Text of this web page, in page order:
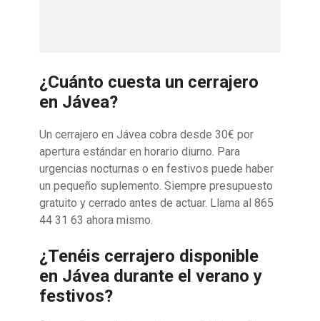
¿Cuánto cuesta un cerrajero
en Jávea?
Un cerrajero en Jávea cobra desde 30€ por
apertura estándar en horario diurno. Para
urgencias nocturnas o en festivos puede haber
un pequeño suplemento. Siempre presupuesto
gratuito y cerrado antes de actuar. Llama al 865
44 31 63 ahora mismo.
¿Tenéis cerrajero disponible
en Jávea durante el verano y
festivos?